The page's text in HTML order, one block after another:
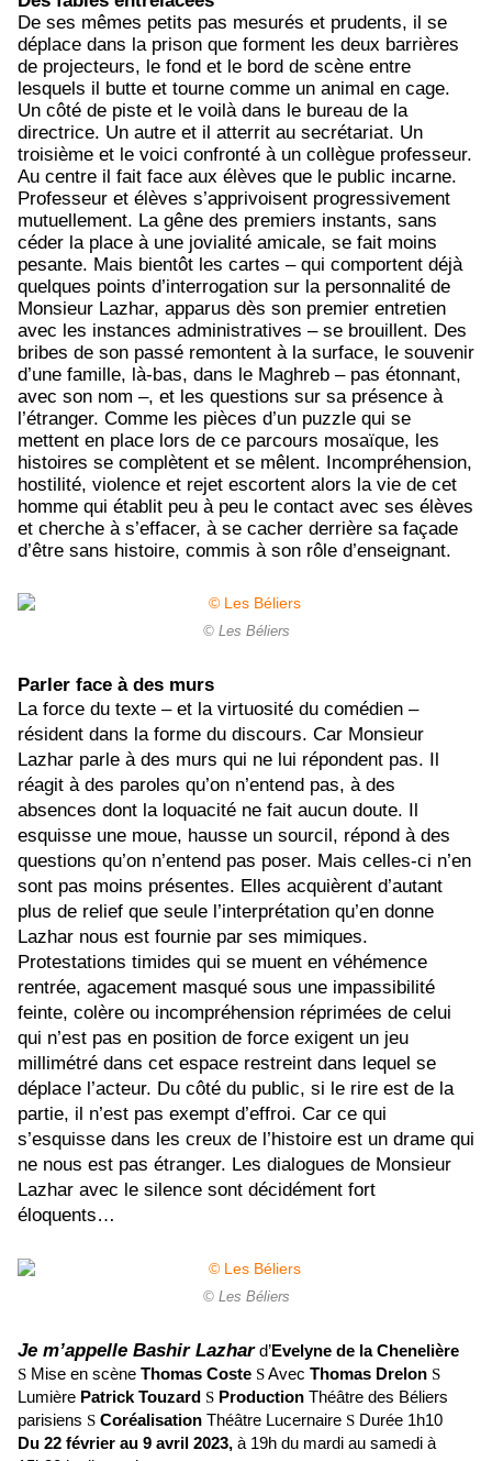
De ses mêmes petits pas mesurés et prudents, il se
déplace dans la prison que forment les deux barrières
de projecteurs, le fond et le bord de scène entre
lesquels il butte et tourne comme un animal en cage.
Un côté de piste et le voilà dans le bureau de la
directrice. Un autre et il atterrit au secrétariat. Un
troisième et le voici confronté à un collègue professeur.
Au centre il fait face aux élèves que le public incarne.
Professeur et élèves s’apprivoisent progressivement
mutuellement. La gêne des premiers instants, sans
céder la place à une jovialité amicale, se fait moins
pesante. Mais bientôt les cartes – qui comportent déjà
quelques points d’interrogation sur la personnalité de
Monsieur Lazhar, apparus dès son premier entretien
avec les instances administratives – se brouillent. Des
bribes de son passé remontent à la surface, le souvenir
d’une famille, là-bas, dans le Maghreb – pas étonnant,
avec son nom –, et les questions sur sa présence à
l’étranger. Comme les pièces d’un puzzle qui se
mettent en place lors de ce parcours mosaïque, les
histoires se complètent et se mêlent. Incompréhension,
hostilité, violence et rejet escortent alors la vie de cet
homme qui établit peu à peu le contact avec ses élèves
et cherche à s’effacer, à se cacher derrière sa façade
d’être sans histoire, commis à son rôle d’enseignant.
© Les Béliers
Parler face à des murs
La force du texte – et la virtuosité du comédien –
résident dans la forme du discours. Car Monsieur
Lazhar parle à des murs qui ne lui répondent pas. Il
réagit à des paroles qu’on n’entend pas, à des
absences dont la loquacité ne fait aucun doute. Il
esquisse une moue, hausse un sourcil, répond à des
questions qu’on n’entend pas poser. Mais celles-ci n’en
sont pas moins présentes. Elles acquièrent d’autant
plus de relief que seule l’interprétation qu’en donne
Lazhar nous est fournie par ses mimiques.
Protestations timides qui se muent en véhémence
rentrée, agacement masqué sous une impassibilité
feinte, colère ou incompréhension réprimées de celui
qui n’est pas en position de force exigent un jeu
millimétré dans cet espace restreint dans lequel se
déplace l’acteur. Du côté du public, si le rire est de la
partie, il n’est pas exempt d’effroi. Car ce qui
s’esquisse dans les creux de l’histoire est un drame qui
ne nous est pas étranger. Les dialogues de Monsieur
Lazhar avec le silence sont décidément fort
éloquents…
© Les Béliers
Je m’appelle Bashir Lazhard’Evelyne de la Chenelière
S Mise en scène Thomas Coste SAvec Thomas Drelon S
Lumière Patrick Touzard S Production Théâtre des Béliers
parisiens S Coréalisation Théâtre Lucernaire S Durée 1h10
Du 22 février au 9 avril 2023, à 19h du mardi au samedi à